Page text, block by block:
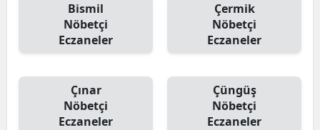
Bismil
Nöbetçi
Eczaneler
Çermik
Nöbetçi
Eczaneler
Çınar
Nöbetçi
Eczaneler
Çüngüş
Nöbetçi
Eczaneler